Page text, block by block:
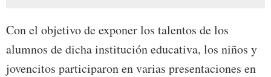
Con el objetivo de exponer los talentos de los
alumnos de dicha institución educativa, los niños y
jovencitos participaron en varias presentaciones en